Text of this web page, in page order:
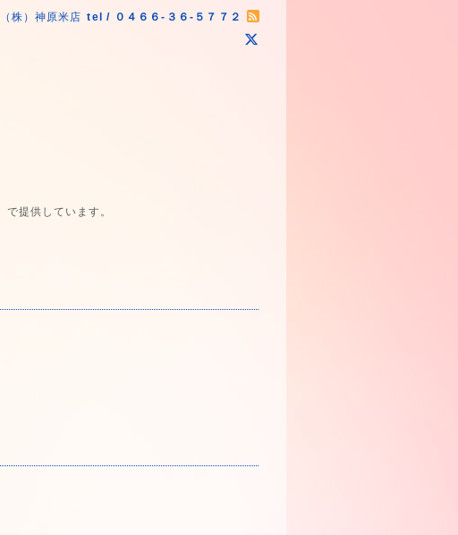
株）神原米店 tel / ０４６６-３６-５７７２
提供しています。